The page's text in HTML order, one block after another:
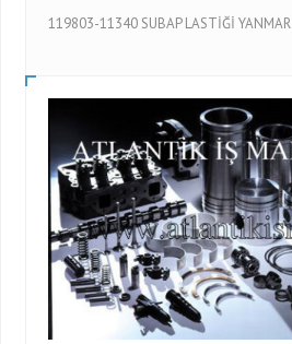
119803-11340 SUBAP LASTİĞİ YANMAR